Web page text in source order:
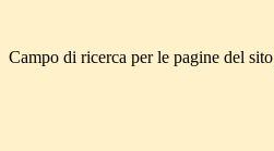
Campo di ricerca per le pagine del sito